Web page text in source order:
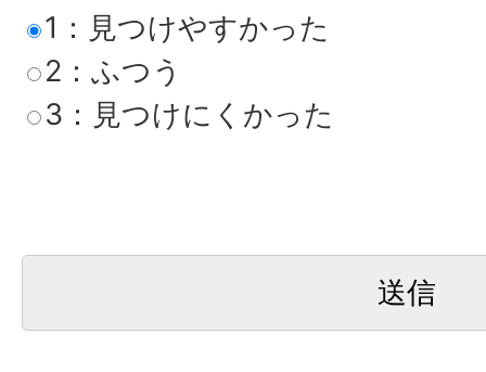
1：見つけやすかった
2：ふつう
3：見つけにくかった